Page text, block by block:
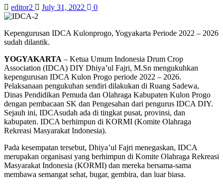
editor2 July 31, 2022 0
Kepengurusan IDCA Kulonprogo, Yogyakarta Periode 2022 – 2026
sudah dilantik.
YOGYAKARTA – Ketua Umum Indonesia Drum Crop
Association (IDCA) DIY Dhiya’ul Fajri, M.Sn mengukuhkan
kepengurusan IDCA Kulon Progo periode 2022 – 2026.
Pelaksanaan pengukuhan sendiri dilakukan di Ruang Sadewa,
Dinas Pendidikan Pemuda dan Olahraga Kabupaten Kulon Progo
dengan pembacaan SK dan Pengesahan dari pengurus IDCA DIY.
Sejauh ini, IDCAsudah ada di tingkat pusat, provinsi, dan
kabupaten. IDCA berhimpun di KORMI (Komite Olahraga
Rekreasi Masyarakat Indonesia).
Pada kesempatan tersebut, Dhiya’ul Fajri menegaskan, IDCA
merupakan organisasi yang berhimpun di Komite Olahraga Rekreasi
Masyarakat Indonesia (KORMI) dan mereka bersama-sama
membawa semangat sehat, bugar, gembira, dan luar biasa.